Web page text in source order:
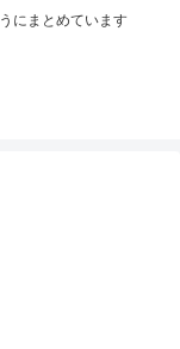
にまとめています